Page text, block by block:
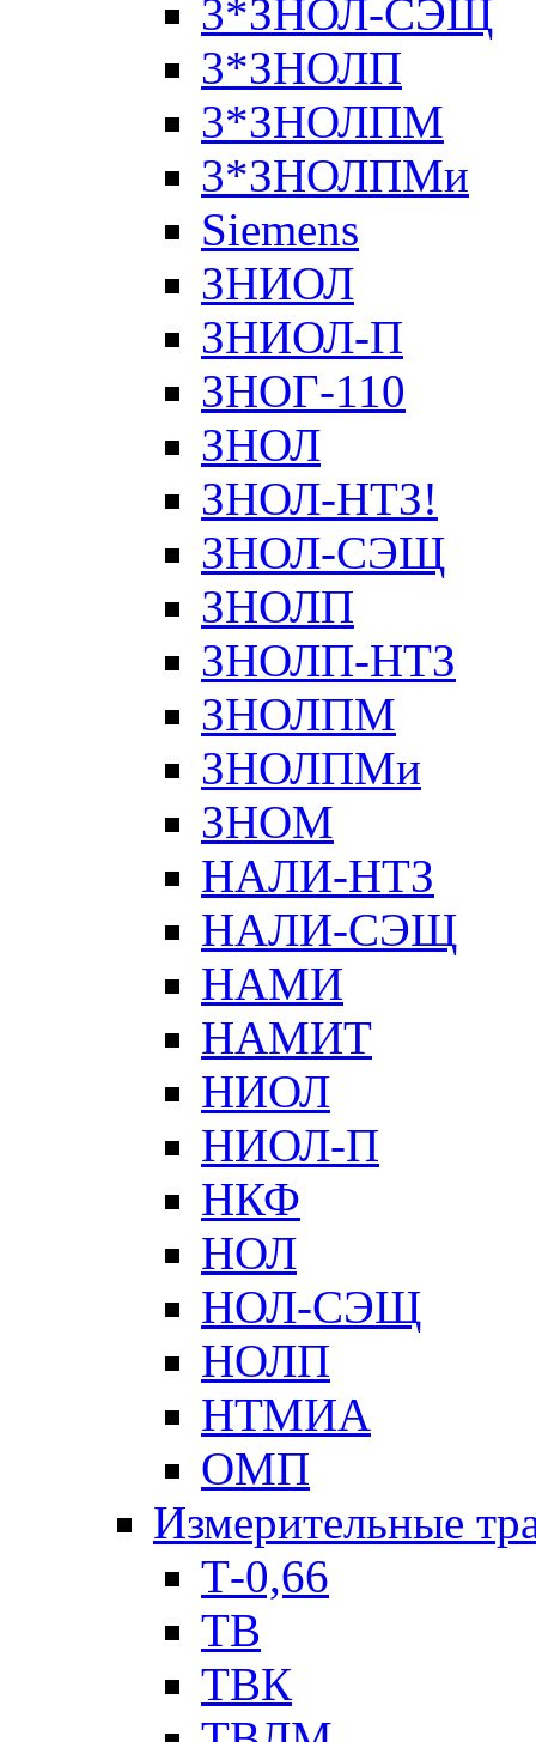
3*ЗНОЛ-СЭЩ
3*ЗНОЛП
3*ЗНОЛПМ
3*ЗНОЛПМи
Siemens
ЗНИОЛ
ЗНИОЛ-П
ЗНОГ-110
ЗНОЛ
ЗНОЛ-НТЗ!
ЗНОЛ-СЭЩ
ЗНОЛП
ЗНОЛП-НТЗ
ЗНОЛПМ
ЗНОЛПМи
ЗНОМ
НАЛИ-НТЗ
НАЛИ-СЭЩ
НАМИ
НАМИТ
НИОЛ
НИОЛ-П
НКФ
НОЛ
НОЛ-СЭЩ
НОЛП
НТМИА
ОМП
Измерительные
Т-0,66
ТВ
ТВК